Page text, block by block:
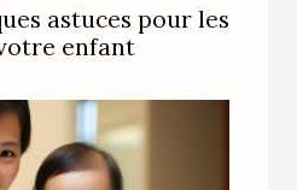
astuces pour les
enfant